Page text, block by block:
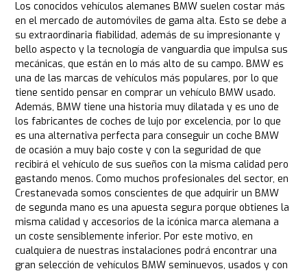
Los conocidos vehículos alemanes BMW suelen costar más
en el mercado de automóviles de gama alta. Esto se debe a
su extraordinaria fiabilidad, además de su impresionante y
bello aspecto y la tecnología de vanguardia que impulsa sus
mecánicas, que están en lo más alto de su campo. BMW es
una de las marcas de vehículos más populares, por lo que
tiene sentido pensar en comprar un vehículo BMW usado.
Además, BMW tiene una historia muy dilatada y es uno de
los fabricantes de coches de lujo por excelencia, por lo que
es una alternativa perfecta para conseguir un coche BMW
de ocasión a muy bajo coste y con la seguridad de que
recibirá el vehículo de sus sueños con la misma calidad pero
gastando menos. Como muchos profesionales del sector, en
Crestanevada somos conscientes de que adquirir un BMW
de segunda mano es una apuesta segura porque obtienes la
misma calidad y accesorios de la icónica marca alemana a
un coste sensiblemente inferior. Por este motivo, en
cualquiera de nuestras instalaciones podrá encontrar una
gran selección de vehículos BMW seminuevos, usados y con